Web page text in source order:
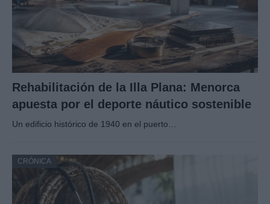
Rehabilitación de la Illa Plana: Menorca
apuesta por el deporte náutico sostenible
Un edificio histórico de 1940 en el puerto…
CRÓNICA